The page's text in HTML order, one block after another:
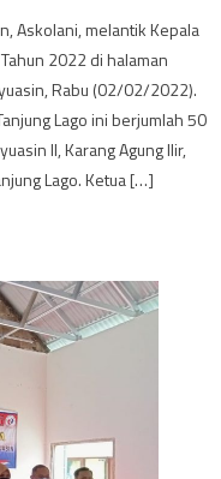
Askolani, melantik Kepala
2022 di halaman
Rabu (02/02/2022).
Lago ini berjumlah 50
II, Karang Agung Ilir,
Lago. Ketua […]